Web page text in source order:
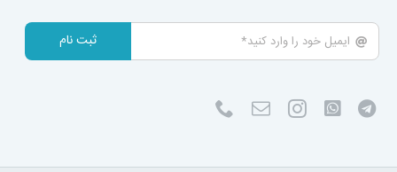
ثبت نام